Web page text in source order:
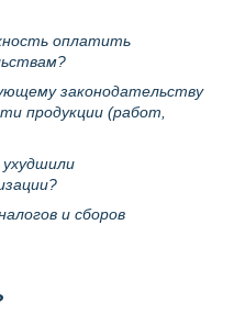
оплатить
законодательству
продукции (работ,
и сборов